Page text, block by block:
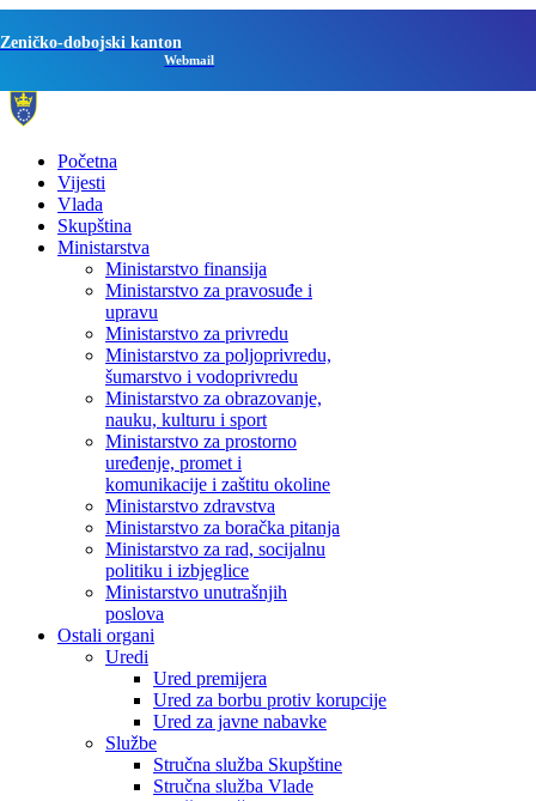
Zeničko-dobojski kanton
Webmail
Početna
Vijesti
Vlada
Skupština
Ministarstva
Ministarstvo finansija
Ministarstvo za pravosuđe i
upravu
Ministarstvo za privredu
Ministarstvo za poljoprivredu,
šumarstvo i vodoprivredu
Ministarstvo za obrazovanje,
nauku, kulturu i sport
Ministarstvo za prostorno
uređenje, promet i
komunikacije i zaštitu okoline
Ministarstvo zdravstva
Ministarstvo za boračka pitanja
Ministarstvo za rad, socijalnu
politiku i izbjeglice
Ministarstvo unutrašnjih
poslova
Ostali organi
Uredi
Ured premijera
Ured za borbu protiv korupcije
Ured za javne nabavke
Službe
Stručna služba Skupštine
Stručna služba Vlade